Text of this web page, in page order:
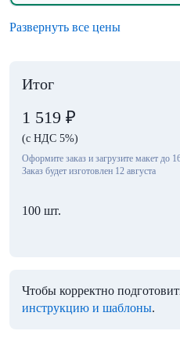
Развернуть все цены
Итог
1 519 ₽
(с НДС 5%)
Оформите заказ и загрузите макет до
Заказ будет изготовлен 12 августа
100 шт.
Чтобы корректно
инструкцию и шаблоны.